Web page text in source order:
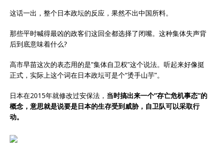
这话一出，整个日本政坛的反应，果然不出中国所料。
那些平时喊得最凶的政客们这回全都选择了闭嘴。这种集体失声背
后到底意味着什么?
高市早苗这次的表态用的是”集体自卫权”这个说法。听起来好像挺
正式，实际上这个词在日本政坛可是个“烫手山芋”。
日本在2015年就修改过安保法， 当时搞出来一个”存亡危机事态”的
概念，意思就是说要是日本的生存受到威胁，自卫队可以采取行
动。